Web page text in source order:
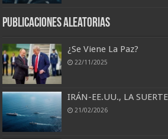
Publicaciones aleatorias
¿Se Viene La Paz?
22/11/2025
IRÁN-EE.UU., LA
21/02/2026